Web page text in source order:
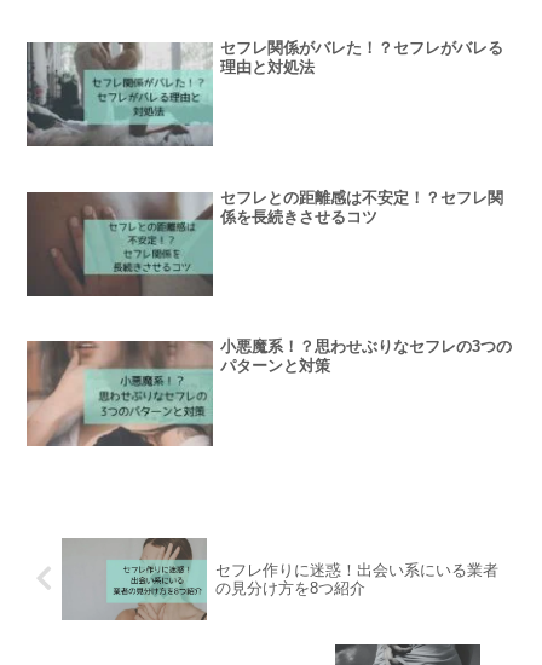
セフレ関係がバレた！？セフレがバレる
理由と対処法
セフレとの距離感は不安定！？セフレ関
係を長続きさせるコツ
小悪魔系！？思わせぶりなセフレの3つの
パターンと対策
セフレ作りに迷惑！出会い系にいる業者
の見分け方を8つ紹介